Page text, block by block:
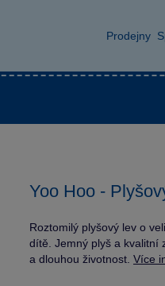
Prodejny
Yoo Hoo -
Roztomilý plyšový lev o
dítě. Jemný plyš a kvalitní
a dlouhou životnost. Více